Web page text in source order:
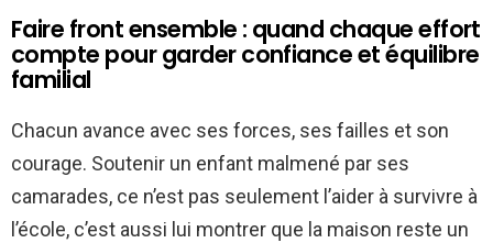
Faire front ensemble : quand chaque effort
compte pour garder confiance et équilibre
familial
Chacun avance avec ses forces, ses failles et son
courage. Soutenir un enfant malmené par ses
camarades, ce n’est pas seulement l’aider à survivre à
l’école, c’est aussi lui montrer que la maison reste un